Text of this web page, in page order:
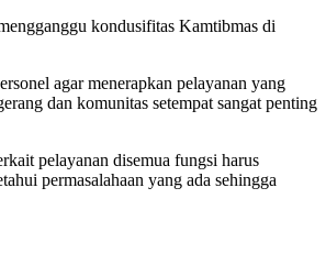
kondusifitas Kamtibmas di
agar menerapkan pelayanan yang
dan komunitas setempat sangat penting
pelayanan disemua fungsi harus
permasalahaan yang ada sehingga